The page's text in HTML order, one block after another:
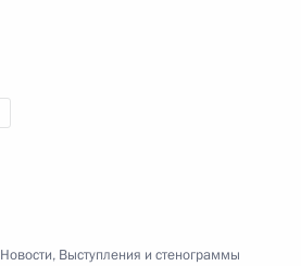
Новости, Выступления и стенограммы